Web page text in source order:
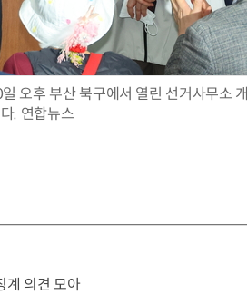
오후 부산 북구에서 열린 선거사무소 개
. 연합뉴스
계 의견 모아